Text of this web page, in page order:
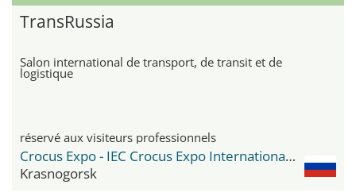
TransRussia
Salon international de transport, de transit et de
logistique
réservé aux visiteurs professionnels
Crocus Expo - IEC Crocus Expo International Exhibition Centre
Krasnogorsk